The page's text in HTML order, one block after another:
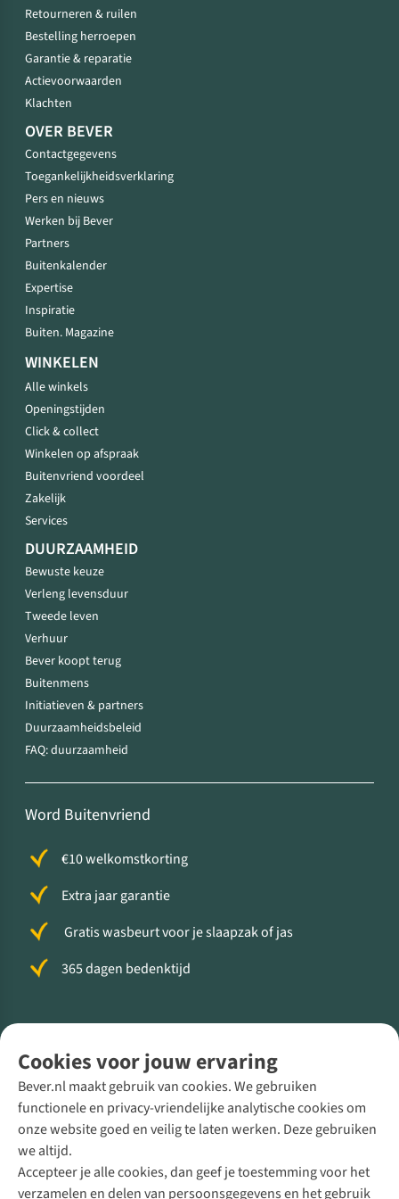
Cookies voor jouw ervaring
Bever.nl maakt gebruik van cookies. We gebruiken
functionele en privacy-vriendelijke analytische cookies om
onze website goed en veilig te laten werken. Deze gebruiken
we altijd.
Accepteer je alle cookies, dan geef je toestemming voor het
verzamelen en delen van persoonsgegevens en het gebruik
Retourneren & ruilen
Bestelling herroepen
Garantie & reparatie
Actievoorwaarden
Klachten
OVER BEVER
Contactgegevens
Toegankelijkheidsverklaring
Pers en nieuws
Werken bij Bever
Partners
Buitenkalender
Expertise
Inspiratie
Buiten. Magazine
WINKELEN
Alle winkels
Openingstijden
Click & collect
Winkelen op afspraak
Buitenvriend voordeel
Zakelijk
Services
DUURZAAMHEID
Bewuste keuze
Verleng levensduur
Tweede leven
Verhuur
Bever koopt terug
Buitenmens
Initiatieven & partners
Duurzaamheidsbeleid
FAQ: duurzaamheid
Word Buitenvriend
€10 welkomstkorting
Extra jaar garantie
Gratis wasbeurt voor je slaapzak of jas
365 dagen bedenktijd
Direct advies van een Buitenexpert
+31 (0)85 888 50 88